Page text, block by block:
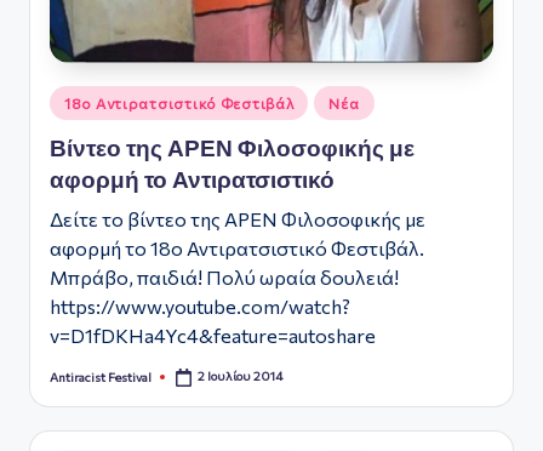
Αναρτήθηκε
σε
18ο Αντιρατσιστικό Φεστιβάλ Νέα
Βίντεο της ΑΡΕΝ Φιλοσοφικής με
αφορμή το Αντιρατσιστικό
Δείτε το βίντεο της ΑΡΕΝ Φιλοσοφικής με
αφορμή το 18ο Αντιρατσιστικό Φεστιβάλ.
Μπράβο, παιδιά! Πολύ ωραία δουλειά!
https://www.youtube.com/watch?
v=D1fDKHa4Yc4&feature=autoshare
Συγγραφέας:
Antiracist Festival 2 Ιουλίου 2014